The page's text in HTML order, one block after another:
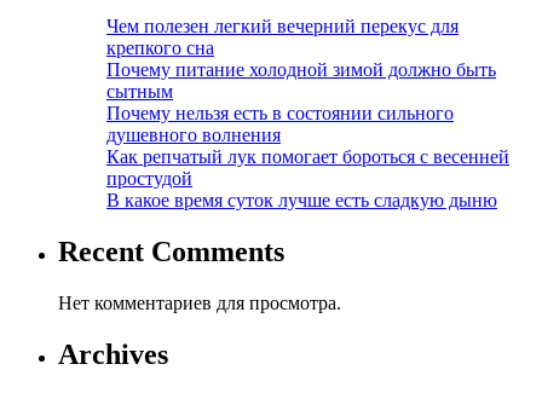
Чем полезен легкий вечерний перекус для
крепкого сна
Почему питание холодной зимой должно быть
сытным
Почему нельзя есть в состоянии сильного
душевного волнения
Как репчатый лук помогает бороться с весенней
простудой
В какое время суток лучше есть сладкую дыню
Recent Comments
Нет комментариев для просмотра.
Archives